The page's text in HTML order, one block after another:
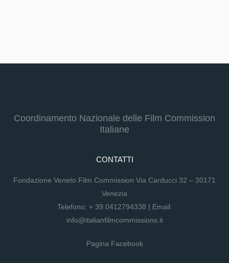
Coordinamento Nazionale delle Film Commission
Italiane
CONTATTI
Fondazione Veneto Film Commission Via Carducci 32 – 30171
Venezia
Telefono: + 39 0412794338 | Email:
info@italianfilmcommissions.it
Pagina Facebook